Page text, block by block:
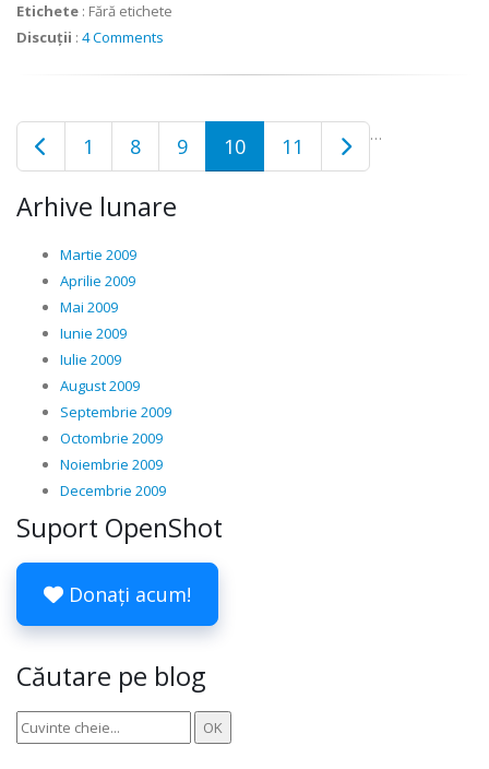
Etichete : Fără etichete
Discuții : 4 Comments
1 …
8 9 10 11
Arhive lunare
Martie 2009
Aprilie 2009
Mai 2009
Iunie 2009
Iulie 2009
August 2009
Septembrie 2009
Octombrie 2009
Noiembrie 2009
Decembrie 2009
Suport OpenShot
Donați acum!
Căutare pe blog